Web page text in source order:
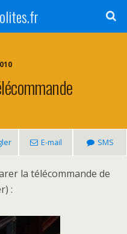
E-mail SMS
la télécommande de
: